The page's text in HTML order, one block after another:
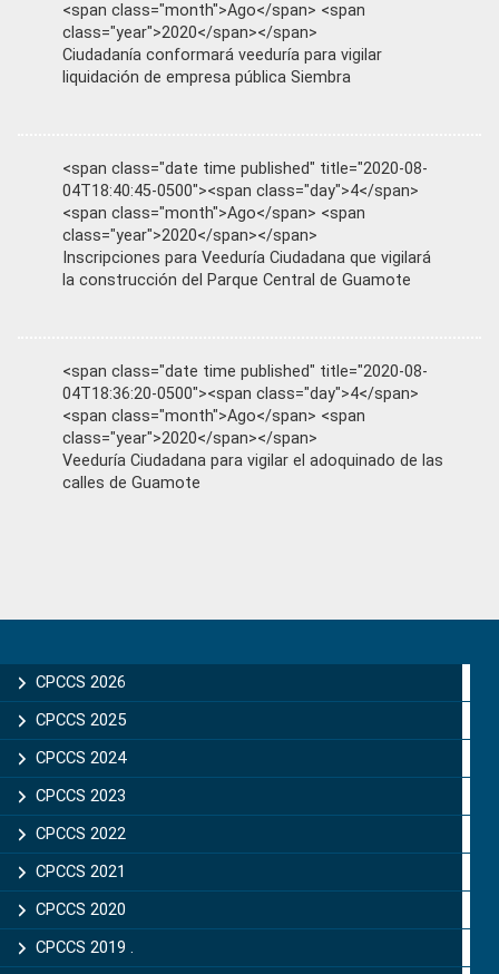
<span class="month">Ago</span> <span
class="year">2020</span></span>
Ciudadanía conformará veeduría para vigilar
liquidación de empresa pública Siembra
<span class="date time published" title="2020-08-
04T18:40:45-0500"><span class="day">4</span>
<span class="month">Ago</span> <span
class="year">2020</span></span>
Inscripciones para Veeduría Ciudadana que vigilará
la construcción del Parque Central de Guamote
<span class="date time published" title="2020-08-
04T18:36:20-0500"><span class="day">4</span>
<span class="month">Ago</span> <span
class="year">2020</span></span>
Veeduría Ciudadana para vigilar el adoquinado de las
calles de Guamote
Sidebar
CPCCS 2026
CPCCS 2025
CPCCS 2024
CPCCS 2023
CPCCS 2022
CPCCS 2021
CPCCS 2020
CPCCS 2019 .